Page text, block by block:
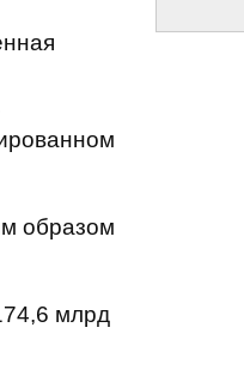
образом
млрд